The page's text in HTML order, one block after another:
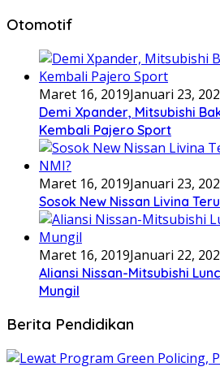
Otomotif
Maret 16, 2019Januari 23,
Demi Xpander, Mitsubishi
Kembali Pajero Sport
Maret 16, 2019Januari 23,
Sosok New Nissan Livina
Maret 16, 2019Januari 22,
Aliansi Nissan-Mitsubishi
Mungil
Berita Pendidikan